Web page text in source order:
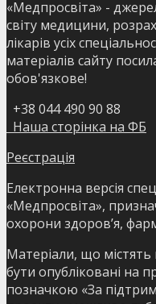
«Медпросвіта» -
світу медицини,
лікарів усіх
матеріалів сайту
обов'язкове!
+38 044 490 90 88
Наша сторінка на ФБ
Реєстрація
Електронна версія
«Медпросвіта»,
охорони здоров’я,
Матеріали, що
бути опубліковані на
позначкою «За